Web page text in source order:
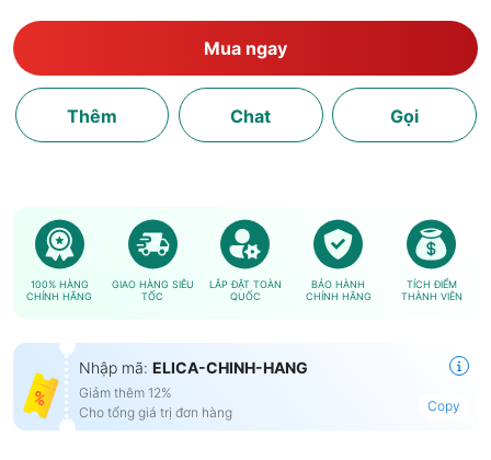
Mua ngay
Thêm Chat Gọi
100% HÀNG
CHÍNH HÃNG
GIAO HÀNG SIÊU
TỐC
LẮP ĐẶT TOÀN
QUỐC
BẢO HÀNH
CHÍNH HÃNG
TÍCH ĐIỂM
THÀNH VIÊN
Nhập mã: ELICA-CHINH-HANG
Giảm thêm 12%
Cho tổng giá trị đơn hàng
Copy